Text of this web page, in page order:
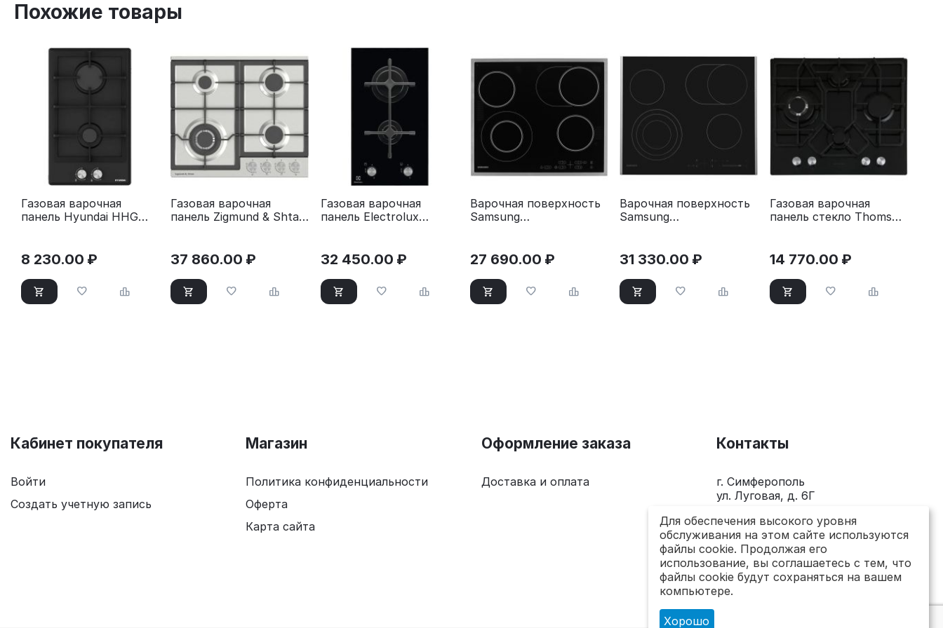
Похожие товары
Газовая варочная
панель Hyundai HHG
8 230.00 ₽
Газовая варочная
панель Zigmund & Shtain
37 860.00 ₽
Газовая варочная
панель Electrolux
32 450.00 ₽
Варочная поверхность
Samsung
27 690.00 ₽
Варочная поверхность
Samsung
31 330.00 ₽
Газовая варочная
панель стекло Thomson
14 770.00 ₽
Кабинет покупателя
Войти
Создать учетную запись
Магазин
Политика конфиденциальности
Оферта
Карта сайта
Оформление заказа
Доставка и оплата
Контакты
г. Симферополь
ул. Луговая, д. 6Г
+7(978)281-0-281
Пн-Пт 10.00 - 18.00
send@topsto-crimea.ru
Для обеспечения высокого уровня
обслуживания на этом сайте используются
файлы cookie. Продолжая его
использование, вы соглашаетесь с тем, что
файлы cookie будут сохраняться на вашем
компьютере.
Хорошо